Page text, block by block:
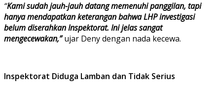
“Kami sudah jauh-jauh datang memenuhi panggilan, tapi
hanya mendapatkan keterangan bahwa LHP investigasi
belum diserahkan Inspektorat. Ini jelas sangat
mengecewakan,”ujar Deny dengan nada kecewa.
Inspektorat Diduga Lamban dan Tidak Serius